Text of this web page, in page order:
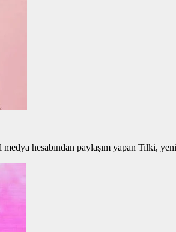
hesabından paylaşım yapan Tilki,